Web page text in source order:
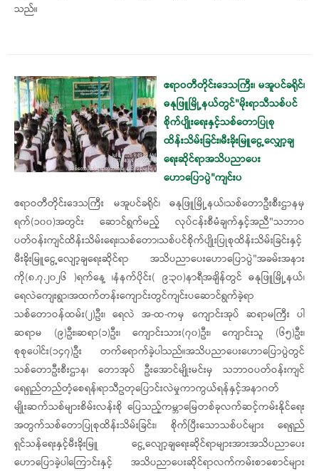
သည်။
‎ဧရာဝတီတိုင်းဒေသကြီး၊ မအူပင်ခရိုင်၊
ဓနုဖြူမြို့နယ်တွင်"မိုးရာသီသစ်ပင်
စိုက်ပျိုးရေးနှင့်သစ်တောပြုစု
ထိန်းသိမ်းခြင်း၊မီးခိုးမြူငွေ့လျှော့ချ
ရေးဆိုင်ရာအသိပညာပေး
ဟောပြောပွဲ"ကျင်းပ
‎ဧရာဝတီတိုင်းဒေသကြီး မအူပင်ခရိုင်၊ ဓနုဖြူမြို့နယ်၊သစ်တောဦးစီးဌာနမှ
ရက်(၁၀၀)အတွင်း ဆောင်ရွက်မည့် လုပ်ငန်းစီမံချက်နှင့်အညီ"သဘာဝ
ပတ်ဝန်းကျင်ထိန်းသိမ်းရေး၊သစ်တော၊သစ်ပင်စိုက်ပျိုးပြုစုထိန်းသိမ်းခြင်းနှင့်
မီးခိုးမြူ‌ငွေ့လျော့ချရေးဆိုင်ရာ အသိပညာပေးဟောပြောပွဲ"အခမ်းအနား
ကို‎(၈.၇.၂၀၂၆ )ရက်နေ့ ၊နံနက်ပိုင်း( ၉:၃၀)နာရီအချိန်တွင် ဓနုဖြူမြို့နယ်၊
ရေလဲကျေးရွာ၊အထက်တန်းကျောင်းတွင်ကျင်းပဆောင်ရွက်ခဲ့ရာ
သစ်တောဝန်ထမ်း(၂)ဦး၊‌ ရေလဲ အ-ထ-ကမှ ကျောင်းအုပ် ဆရာမကြီး ပါ
ဆရာမ (၉)ဦး၊ဆရာ(၁)ဦး၊ ကျောင်းသား(၇၀)ဦး၊ ကျောင်းသူ (၆၅)ဦး၊
စုစုပေါင်း(၁၄၇)ဦး တက်ရောက်ခဲ့ပါသည်။‎အသိပညာ‌‌ပေးဟောပြောပွဲတွင်
သစ်တောဦးစီးဌာန၊ တောအုပ် ဦးအောင်မျိုးမင်းမှ သဘာဝပတ်ဝန်းကျင်
ရေရှည်တည်တံ့စေရန်၊ရာသီဥတုပြောင်းလဲမှုကာကွယ်ရန်နှင့်အနာဂတ်
မျိုးဆက်သစ်များစိမ်းလန်းစို‌ ပြေသည့်ကမ္ဘာမြေတစ်ခုလက်ဆင့်ကမ်းနိုင်ရေး
အတွက်‎သစ်တောပြုစုထိန်းသိမ်းခြင်း၊ စိုက်ပြီး‌သောသစ်ပင်များ ရေရှည်
ရှင်သန်ရေးနှင့်မီးခိုးမြူ‌ ငွေ့လျော့ချရေးဆိုင်ရာများအားအသိပညာပေး
ဟောပြောခဲ့ပါကြောင်းနှင့် အသိပညာပေးဆိုင်ရာလက်ကမ်းစာစောင်များ